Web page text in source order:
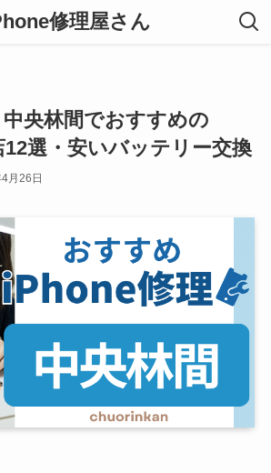
修理屋さん
中央林間でおすすめの
選・安いバッテリー交換
月26日